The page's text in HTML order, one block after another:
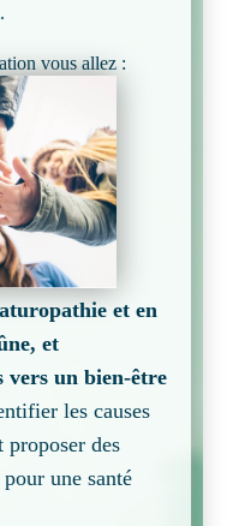
vous allez :
et en
et
vers un bien-être
les causes
proposer des
une santé